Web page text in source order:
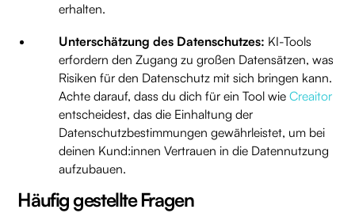
erhalten.
Unterschätzung des Datenschutzes: KI-Tools
erfordern den Zugang zu großen Datensätzen, was
Risiken für den Datenschutz mit sich bringen kann.
Achte darauf, dass du dich für ein Tool wie Creaitor
entscheidest, das die Einhaltung der
Datenschutzbestimmungen gewährleistet, um bei
deinen Kund:innen Vertrauen in die Datennutzung
aufzubauen.
Häufig gestellte Fragen